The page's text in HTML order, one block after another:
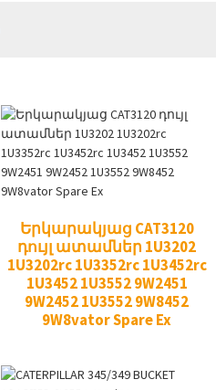
Երկարակյաց CAT3120
դույլ ատամներ 1U3202
1U3202rc 1U3352rc 1U3452rc
1U3452 1U3552 9W2451
9W2452 1U3552 9W8452
9W8vator Spare Ex